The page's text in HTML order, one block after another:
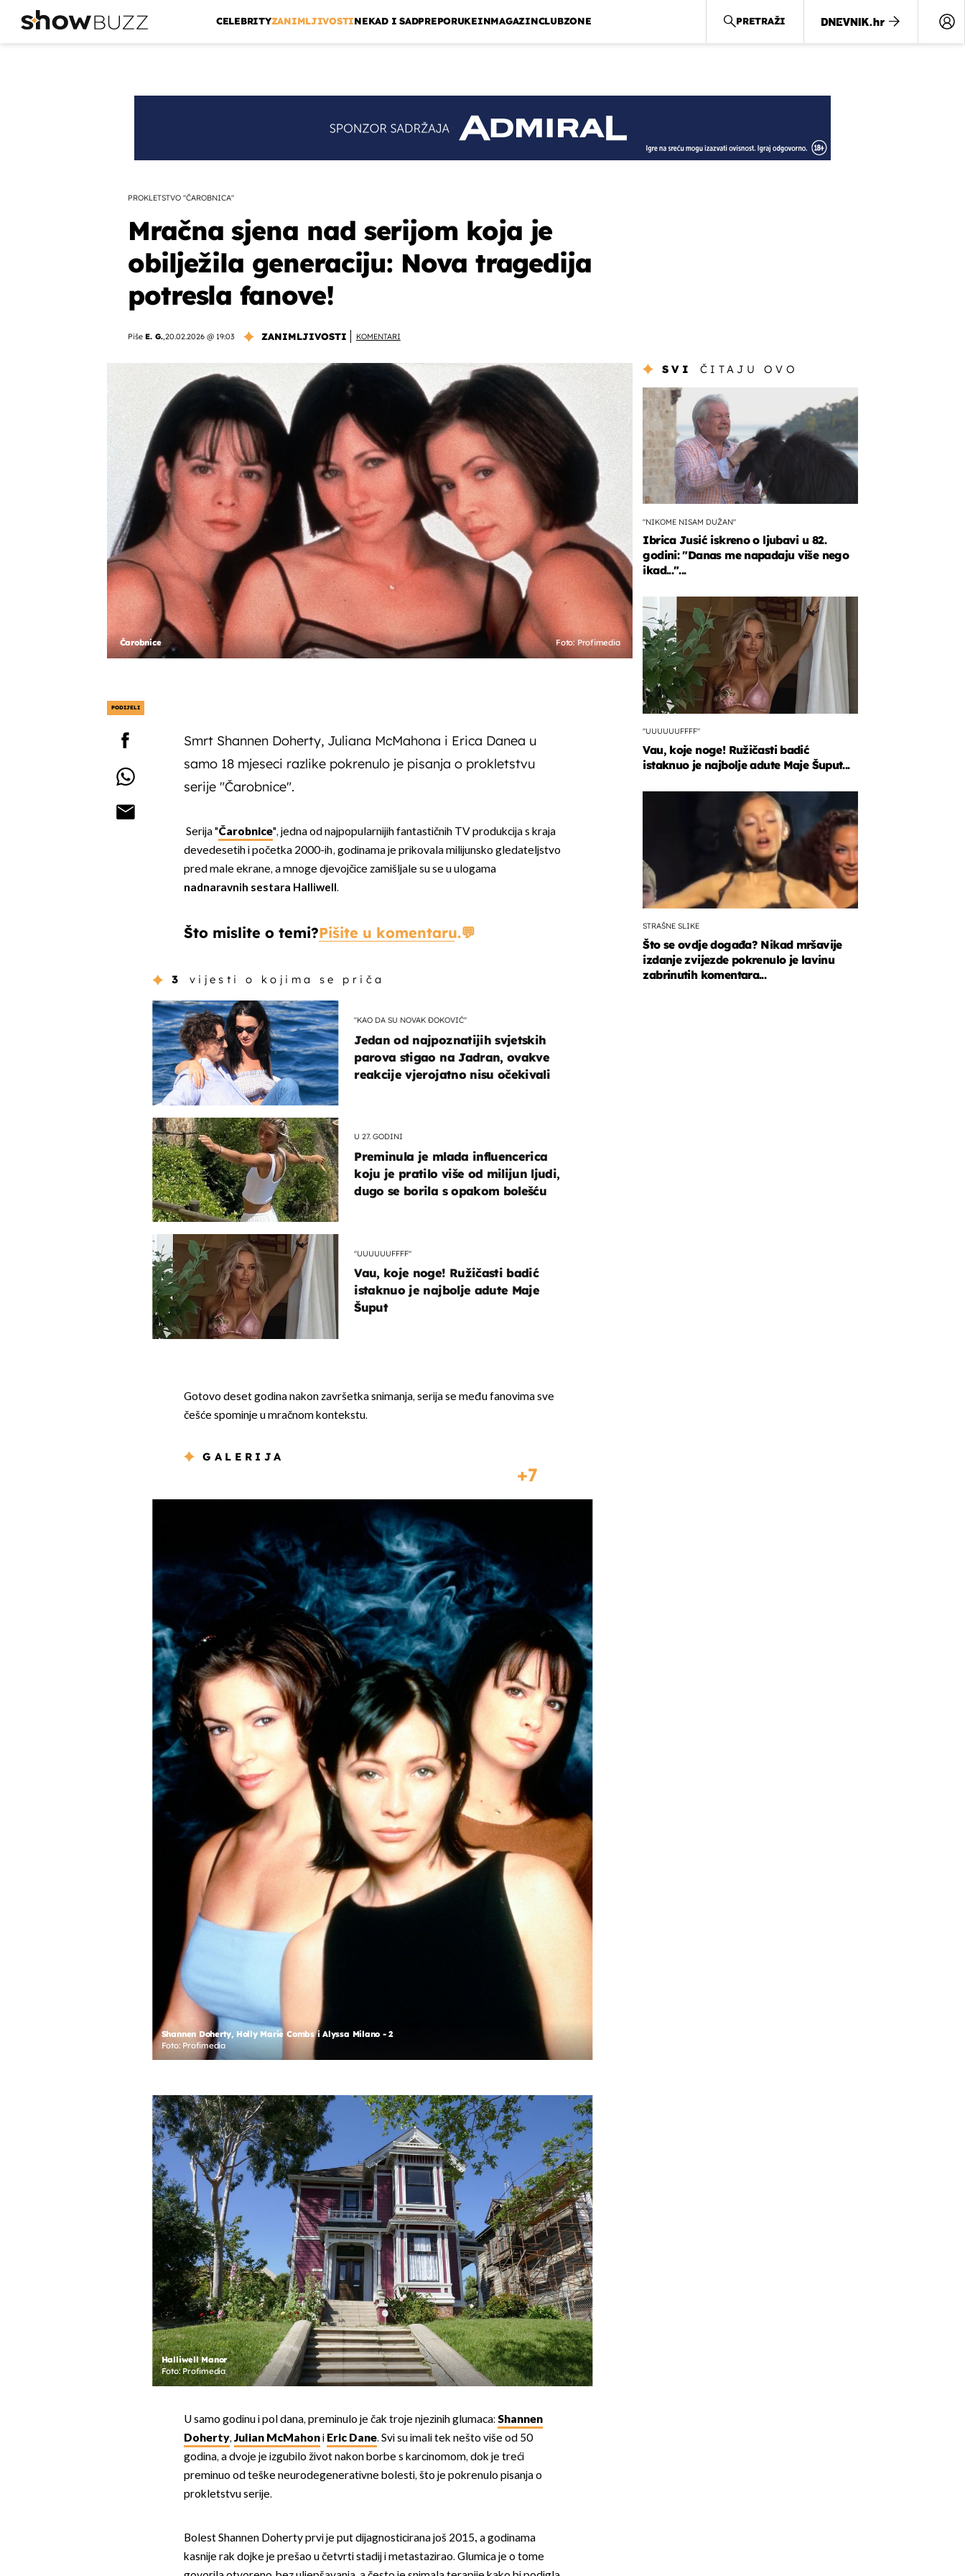
CELEBRITYZANIMLJIVOSTINEKAD I SADPREPORUKEINMAGAZINCLUBZONE PRETRAŽI
PROKLETSTVO "ČAROBNICA"
Mračna sjena nad serijom koja je
obilježila generaciju: Nova tragedija
potresla fanove!
Piše E. G.,20.02.2026 @ 19:03 ZANIMLJIVOSTI KOMENTARI
Čarobnice Foto: Profimedia
PODIJELI
Smrt Shannen Doherty, Juliana McMahona i Erica Danea u
samo 18 mjeseci razlike pokrenulo je pisanja o prokletstvu
serije "Čarobnice".
Serija "Čarobnice", jedna od najpopularnijih fantastičnih TV produkcija s kraja
devedesetih i početka 2000-ih, godinama je prikovala milijunsko gledateljstvo
pred male ekrane, a mnoge djevojčice zamišljale su se u ulogama
nadnaravnih sestara Halliwell.
Što mislite o temi?Pišite u komentaru.
3 vijesti o kojima se priča
"KAO DA SU NOVAK ĐOKOVIĆ"
Jedan od najpoznatijih svjetskih
parova stigao na Jadran, ovakve
reakcije vjerojatno nisu očekivali
U 27. GODINI
Preminula je mlada influencerica
koju je pratilo više od milijun ljudi,
dugo se borila s opakom bolešću
"UUUUUUFFFF"
Vau, koje noge! Ružičasti badić
istaknuo je najbolje adute Maje
Šuput
Gotovo deset godina nakon završetka snimanja, serija se među fanovima sve
češće spominje u mračnom kontekstu.
GALERIJA
7
Shannen Doherty, Holly Marie Combs i Alyssa Milano - 2
Foto: Profimedia
Halliwell Manor
Foto: Profimedia
U samo godinu i pol dana, preminulo je čak troje njezinih glumaca: Shannen
Doherty, Julian McMahoni Eric Dane. Svi su imali tek nešto više od 50
godina, a dvoje je izgubilo život nakon borbe s karcinomom, dok je treći
preminuo od teške neurodegenerativne bolesti, što je pokrenulo pisanja o
prokletstvu serije.
Bolest Shannen Doherty prvi je put dijagnosticirana još 2015., a godinama
kasnije rak dojke je prešao u četvrti stadij i metastazirao. Glumica je o tome
SVI ČITAJU OVO
"NIKOME NISAM DUŽAN"
Ibrica Jusić iskreno o ljubavi u 82.
godini: "Danas me napadaju više nego
ikad..."...
"UUUUUUFFFF"
Vau, koje noge! Ružičasti badić
istaknuo je najbolje adute Maje Šuput...
STRAŠNE SLIKE
Što se ovdje događa? Nikad mršavije
izdanje zvijezde pokrenulo je lavinu
zabrinutih komentara...
OMOGUĆI OBAVIJESTI